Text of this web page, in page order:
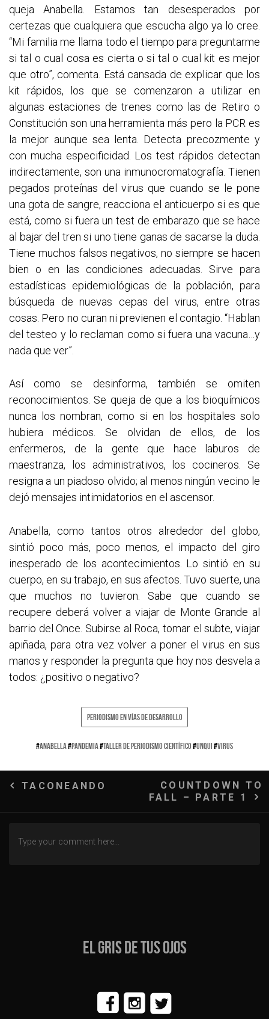
queja Anabella. Estamos tan desesperados por
certezas que cualquiera que escucha algo ya lo cree.
“Mi familia me llama todo el tiempo para preguntarme
si tal o cual cosa es cierta o si tal o cual kit es mejor
que otro”, comenta. Está cansada de explicar que los
kit rápidos, los que se comenzaron a utilizar en
algunas estaciones de trenes como las de Retiro o
Constitución son una herramienta más pero la PCR es
la mejor aunque sea lenta. Detecta precozmente y
con mucha especificidad. Los test rápidos detectan
indirectamente, son una inmunocromatografía. Tienen
pegados proteínas del virus que cuando se le pone
una gota de sangre, reacciona el anticuerpo si es que
está, como si fuera un test de embarazo que se hace
al bajar del tren si uno tiene ganas de sacarse la duda.
Tiene muchos falsos negativos, no siempre se hacen
bien o en las condiciones adecuadas. Sirve para
estadísticas epidemiológicas de la población, para
búsqueda de nuevas cepas del virus, entre otras
cosas. Pero no curan ni previenen el contagio. “Hablan
del testeo y lo reclaman como si fuera una vacuna…y
nada que ver”.
Así como se desinforma, también se omiten
reconocimientos. Se queja de que a los bioquímicos
nunca los nombran, como si en los hospitales solo
hubiera médicos. Se olvidan de ellos, de los
enfermeros, de la gente que hace laburos de
maestranza, los administrativos, los cocineros. Se
resigna a un piadoso olvido; al menos ningún vecino le
dejó mensajes intimidatorios en el ascensor.
Anabella, como tantos otros alrededor del globo,
sintió poco más, poco menos, el impacto del giro
inesperado de los acontecimientos. Lo sintió en su
cuerpo, en su trabajo, en sus afectos. Tuvo suerte, una
que muchos no tuvieron. Sabe que cuando se
recupere deberá volver a viajar de Monte Grande al
barrio del Once. Subirse al Roca, tomar el subte, viajar
apiñada, para otra vez volver a poner el virus en sus
manos y responder la pregunta que hoy nos desvela a
todos: ¿positivo o negativo?
PERIODISMO EN VÍAS DE DESARROLLO
#ANABELLA#PANDEMIA#TALLER DE PERIODISMO CIENTÍFICO#UNQUI#VIRUS
Navegación
entradas
TACONEANDO
COUNTDOWN TO
FALL – PARTE 1
EL GRIS DE TUS OJOS